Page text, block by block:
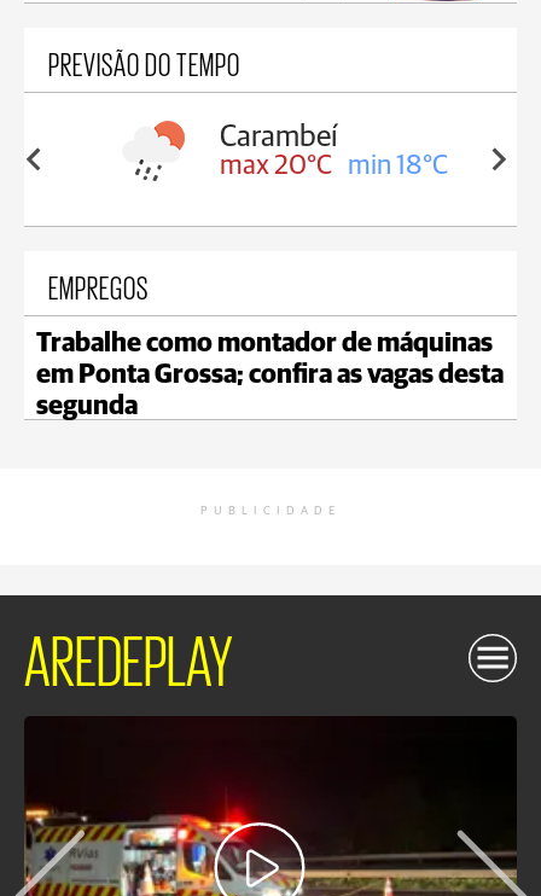
PREVISÃO DO TEMPO
Carambeí
max 20°C min 18°C max
EMPREGOS
Trabalhe como montador de máquinas
em Ponta Grossa; confira as vagas desta
segunda
PUBLICIDADE
AREDEPLAY